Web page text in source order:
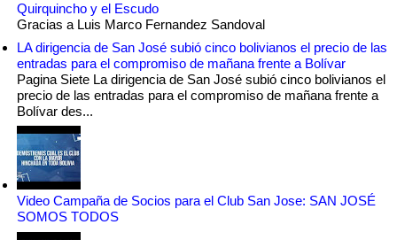
Quirquincho y el Escudo
Gracias a Luis Marco Fernandez Sandoval
LA dirigencia de San José subió cinco bolivianos el precio de las
entradas para el compromiso de mañana frente a Bolívar
Pagina Siete La dirigencia de San José subió cinco bolivianos el
precio de las entradas para el compromiso de mañana frente a
Bolívar des...
Video Campaña de Socios para el Club San Jose: SAN JOSÉ
SOMOS TODOS